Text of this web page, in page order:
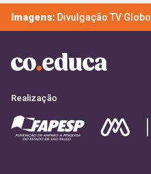
Imagens: Divulgação TV Globo
Realização